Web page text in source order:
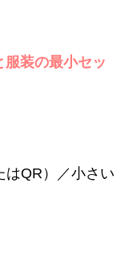
装の最小セッ
はQR）／小さい